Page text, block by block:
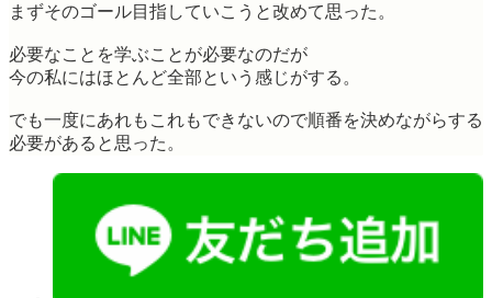
まずそのゴール目指していこうと改めて思った。
必要なことを学ぶことが必要なのだが
今の私にはほとんど全部という感じがする。
でも一度にあれもこれもできないので順番を決めながらする
必要があると思った。